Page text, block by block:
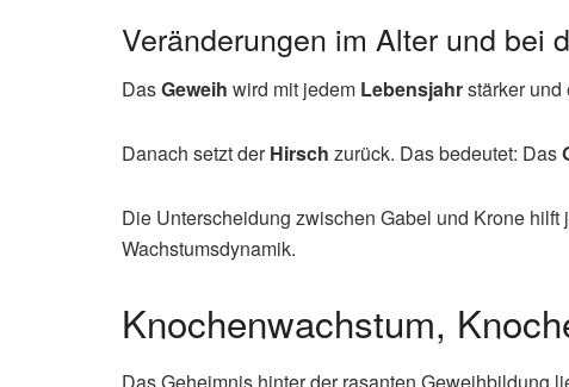
Veränderungen im Alter und bei
DasGeweih wird mit jedem Lebensjahrstärker und
Danach setzt derHirsch zurück. Das bedeutet: Das
Die Unterscheidung zwischen Gabel und Krone hilft
Wachstumsdynamik.
Knochenwachstum,